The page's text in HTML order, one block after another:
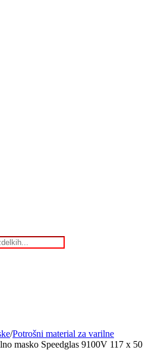
/Potrošni material za varilne
masko Speedglas 9100V 117 x 50